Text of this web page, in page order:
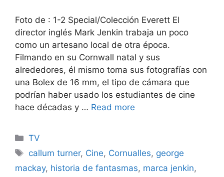
Foto de : 1-2 Special/Colección Everett El
director inglés Mark Jenkin trabaja un poco
como un artesano local de otra época.
Filmando en su Cornwall natal y sus
alrededores, él mismo toma sus fotografías con
una Bolex de 16 mm, el tipo de cámara que
podrían haber usado los estudiantes de cine
hace décadas y … Read more
Categories
TV
Tags
callum turner, Cine, Cornualles, george
mackay, historia de fantasmas, marca jenkin,